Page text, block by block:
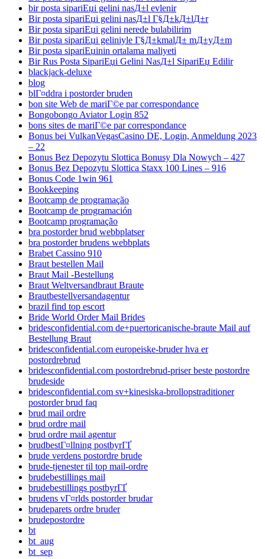
bir posta sipariЕџi gelini nasД±l evlenir
Bir posta sipariЕџi gelini nasД±l Г§Д±kД±lД±r
Bir posta sipariЕџi gelini nerede bulabilirim
Bir posta sipariЕџi geliniyle Г§Д±kmalД± mД±yД±m
Bir posta sipariЕџinin ortalama maliyeti
Bir Rus Posta SipariЕџi Gelini NasД±l SipariЕџ Edilir
blackjack-deluxe
blog
blГ¤ddra i postorder bruden
bon site Web de mariГ©e par correspondance
Bongobongo Aviator Login 852
bons sites de mariГ©e par correspondance
Bonus bei VulkanVegasCasino DE, Login, Anmeldung 2023
– 22
Bonus Bez Depozytu Slottica Bonusy Dla Nowych – 427
Bonus Bez Depozytu Slottica Staxx 100 Lines – 916
Bonus Code 1win 961
Bookkeeping
Bootcamp de programação
Bootcamp de programación
Bootcamp programação
bra postorder brud webbplatser
bra postorder brudens webbplats
Brabet Cassino 910
Braut bestellen Mail
Braut Mail -Bestellung
Braut Weltversandbraut Braute
Brautbestellversandagentur
brazil find top escort
Bride World Order Mail Brides
bridesconfidential.com de+puertoricanische-braute Mail auf
Bestellung Braut
bridesconfidential.com europeiske-bruder hva er
postordrebrud
bridesconfidential.com postordrebrud-priser beste postordre
brudeside
bridesconfidential.com sv+kinesiska-brollopstraditioner
postorder brud faq
brud mail ordre
brud ordre mail
brud ordre mail agentur
brudbestГ¤llning postbyrГҐ
brude verdens postordre brude
brude-tjenester til top mail-ordre
brudebestillings mail
brudebestillings postbyrГҐ
brudens vГ¤rlds postorder brudar
brudeparets ordre bruder
brudepostordre
bt
bt_aug
bt_sep